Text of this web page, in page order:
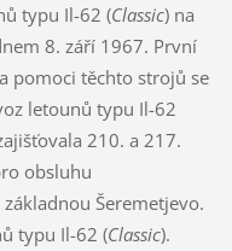
typu Il-62 (Classic) na
8. září 1967. První
pomoci těchto strojů se
letounů typu Il-62
210. a 217.
obsluhu
Šeremetjevo.
typu Il-62 (Classic).